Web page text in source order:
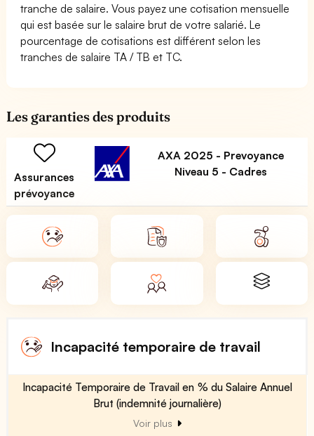
tranche de salaire. Vous payez une cotisation mensuelle
qui est basée sur le salaire brut de votre salarié. Le
pourcentage de cotisations est différent selon les
tranches de salaire TA / TB et TC.
Les garanties des produits
Assurances
prévoyance
AXA 2025 - Prevoyance
Niveau 5 - Cadres
Incapacité temporaire de travail
Incapacité Temporaire de Travail en % du Salaire Annuel
Brut (indemnité journalière)
Voir plus